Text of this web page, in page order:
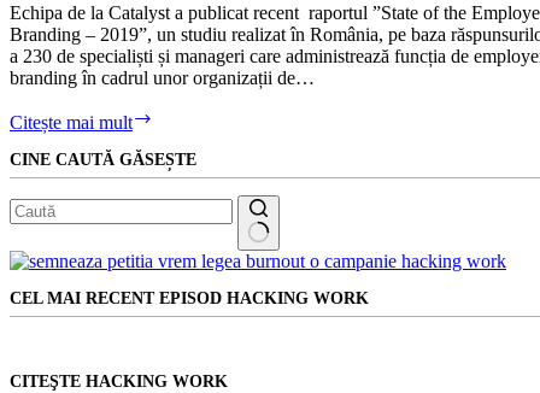
Echipa de la Catalyst a publicat recent raportul ”State of the
Branding – 2019”, un studiu realizat în România, pe baza
a 230 de specialiști și manageri care administrează funcția de
branding în cadrul unor organizații de…
Citește mai mult
despre
Employer
Branding,
România,
mai
e
foarte
departe.
CINE CAUTĂ GĂSEȘTE
Niciun
CEL MAI RECENT EPISOD HACKING WORK
CITEŞTE HACKING WORK